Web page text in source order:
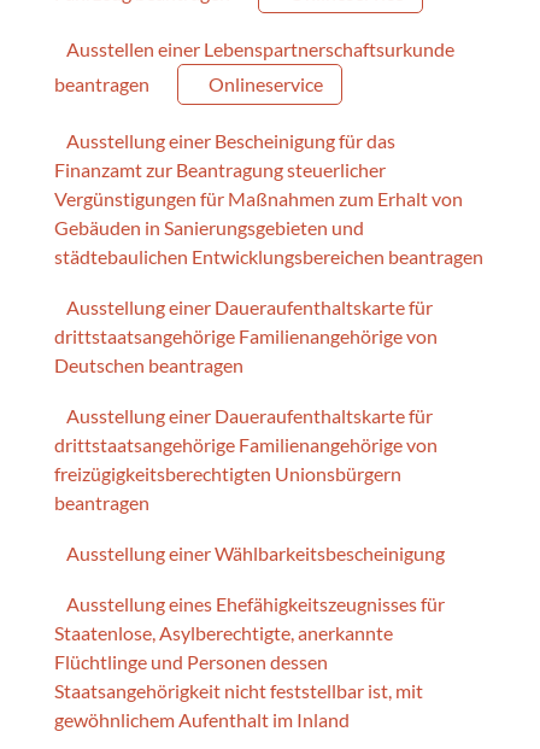
Ausstellen einer Lebenspartnerschaftsurkunde
beantragen
Onlineservice
Ausstellung einer Bescheinigung für das
Finanzamt zur Beantragung steuerlicher
Vergünstigungen für Maßnahmen zum Erhalt von
Gebäuden in Sanierungsgebieten und
städtebaulichen Entwicklungsbereichen beantragen
Ausstellung einer Daueraufenthaltskarte für
drittstaatsangehörige Familienangehörige von
Deutschen beantragen
Ausstellung einer Daueraufenthaltskarte für
drittstaatsangehörige Familienangehörige von
freizügigkeitsberechtigten Unionsbürgern
beantragen
Ausstellung einer Wählbarkeitsbescheinigung
Ausstellung eines Ehefähigkeitszeugnisses für
Staatenlose, Asylberechtigte, anerkannte
Flüchtlinge und Personen dessen
Staatsangehörigkeit nicht feststellbar ist, mit
gewöhnlichem Aufenthalt im Inland